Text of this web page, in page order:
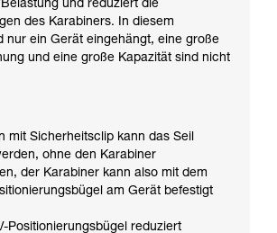
und reduziert die
des Karabiners. In diesem
nur ein Gerät eingehängt, eine große
und eine große Kapazität sind nicht
mit Sicherheitsclip kann das Seil
ohne den Karabiner
der Karabiner kann also mit dem
am Gerät befestigt
Positionierungsbügel reduziert